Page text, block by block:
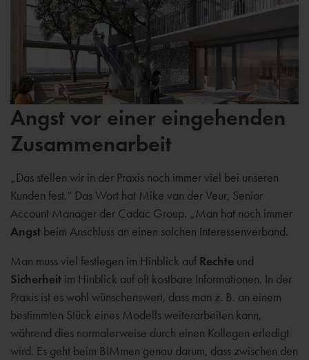
Angst vor einer eingehenden
Zusammenarbeit
„Das stellen wir in der Praxis noch immer viel bei unseren
Kunden fest.“ Das Wort hat Mike van der Veur, Senior
Account Manager der Cadac Group. „Man hat noch immer
Angst beim Anschluss an einen solchen Interessenverband.
Man muss viel festlegen im Hinblick auf Rechte und
Sicherheit im Hinblick auf oft kostbare Informationen. In der
Praxis ist es wohl wünschenswert, dass man z. B. an einem
bestimmten Stück eines Modells weiterarbeiten kann,
während dies normalerweise durch einen Kollegen erledigt
wird. Es geht beim BIMmen genau darum, dass zwischen den